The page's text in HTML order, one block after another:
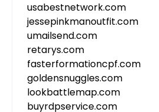
usabestnetwork.com
jessepinkmanoutfit.com
umailsend.com
retarys.com
fasterformationcpf.com
goldensnuggles.com
lookbattlemap.com
buyrdpservice.com